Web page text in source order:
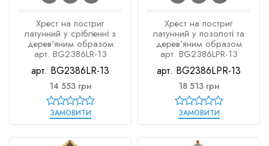
Хрест на постриг
латунний у срібленні з
дерев'яним образом
арт. BG2386LR-13
арт. BG2386LR-13
14 553 грн
ЗАМОВИТИ
Хрест на постриг
латунний у позолоті та
дерев'яним образом
арт. BG2386LPR-13
арт. BG2386LPR-13
18 513 грн
ЗАМОВИТИ